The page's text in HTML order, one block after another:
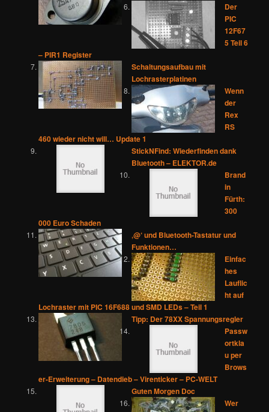
Der
PIC
12F67
5 Teil 6
– PIR1 Register
Schaltungsaufbau mit
Lochrasterplatinen
Wenn
der
Rex
RS
460 wieder nicht will… Update 1
StickNFind: Wiederfinden dank
Bluetooth – ELEKTOR.de
Brand
in
Fürth:
300
000 Euro Schaden
‚@‘ und Bluetooth-Tastatur und
Funktionen…
Einfac
hes
Lauflic
ht auf
Lochraster mit PIC 16F688 und SMD LEDs – Teil 1
Tipp: Der 78XX Spannungsregler
Passw
ortkla
u per
Brows
er-Erweiterung – Datendieb – Virenticker – PC-WELT
Guten Morgen Doc
Wer